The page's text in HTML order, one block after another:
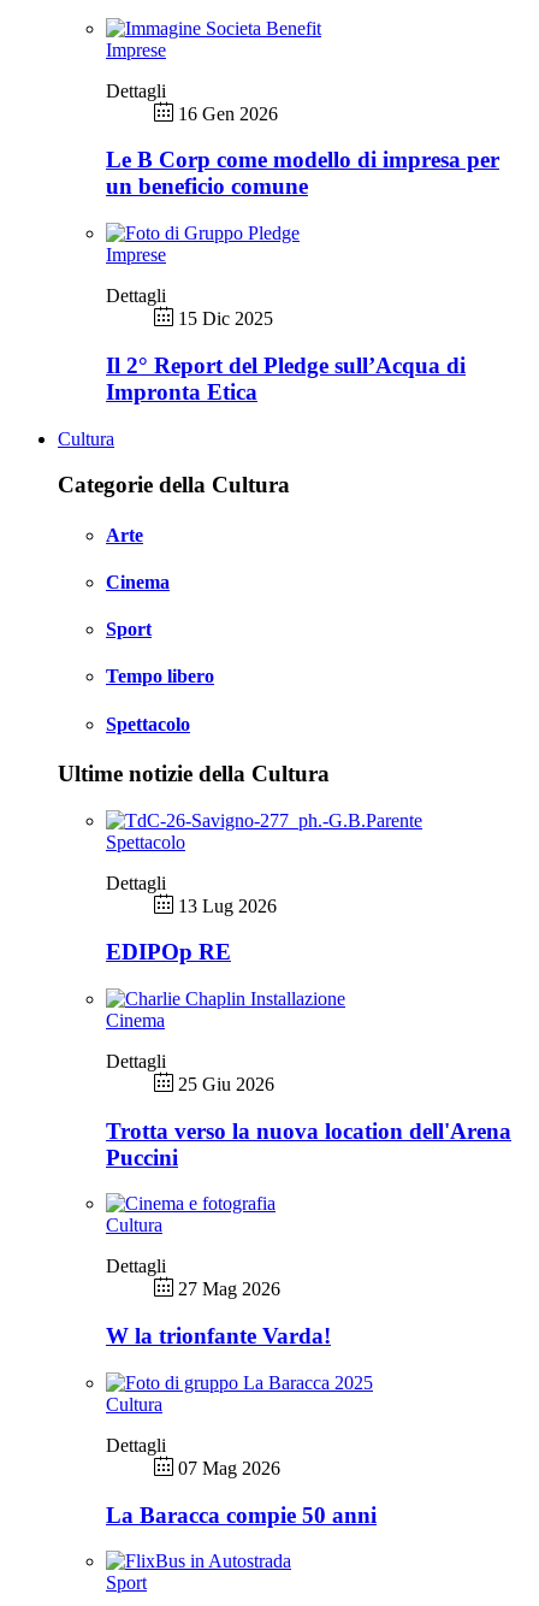
Imprese
Dettagli
16 Gen 2026
Le B Corp come modello di impresa per
un beneficio comune
Imprese
Dettagli
15 Dic 2025
Il 2° Report del Pledge sull’Acqua di
Impronta Etica
Cultura
Categorie della Cultura
Arte
Cinema
Sport
Tempo libero
Spettacolo
Ultime notizie della Cultura
Spettacolo
Dettagli
13 Lug 2026
EDIPOp RE
Cinema
Dettagli
25 Giu 2026
Trotta verso la nuova location dell'Arena
Puccini
Cultura
Dettagli
27 Mag 2026
W la trionfante Varda!
Cultura
Dettagli
07 Mag 2026
La Baracca compie 50 anni
Sport